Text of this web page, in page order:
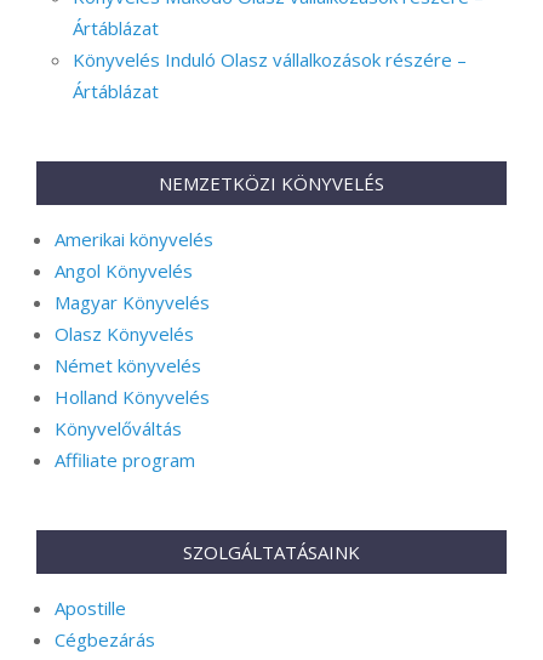
Ártáblázat
Könyvelés Induló Olasz vállalkozások részére –
Ártáblázat
NEMZETKÖZI KÖNYVELÉS
Amerikai könyvelés
Angol Könyvelés
Magyar Könyvelés
Olasz Könyvelés
Német könyvelés
Holland Könyvelés
Könyvelőváltás
Affiliate program
SZOLGÁLTATÁSAINK
Apostille
Cégbezárás